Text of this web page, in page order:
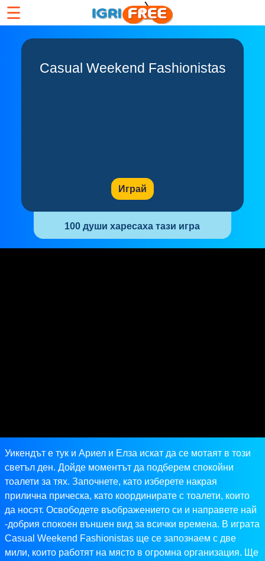
☰
Casual Weekend Fashionistas
Играй
100 души харесаха тази игра
Уикендът е тук и Ариел и Елза искат да се мотаят в този
светъл ден. Дойде моментът да подберем спокойни
тоалети за тях. Започнете, като изберете накрая
прилична прическа, като координирате с тоалети, които
да носят. Освободете въображението си и направете най
-добрия спокоен външен вид за всички времена. В играта
Casual Weekend Fashionistas ще се запознаем с две
мили, които работят на място в огромна организация. Ще